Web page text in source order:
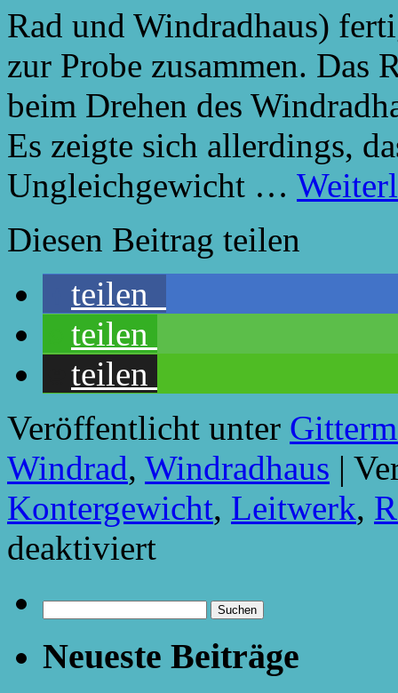
Rad und Windradhaus)
zur Probe zusammen. Das
beim Drehen des
Es zeigte sich allerdings,
Ungleichgewicht …
Diesen Beitrag teilen
teilen
teilen
teilen
Veröffentlicht unter
Windrad, Windradhaus |
Kontergewicht, Leitwerk,
deaktiviert
nach:
Neueste Beiträge